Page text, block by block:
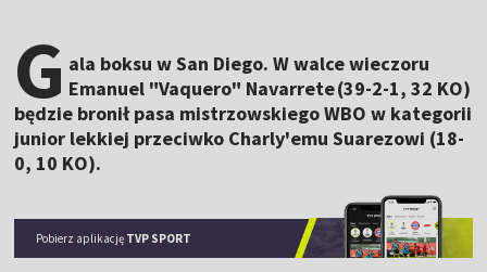
G ala boksu w San Diego. W walce wieczoru
Emanuel "Vaquero" Navarrete (39-2-1, 32 KO)
będzie bronił pasa mistrzowskiego WBO w kategorii
junior lekkiej przeciwko Charly'emu Suarezowi (18-
0, 10 KO).
Pobierz aplikację TVP SPORT